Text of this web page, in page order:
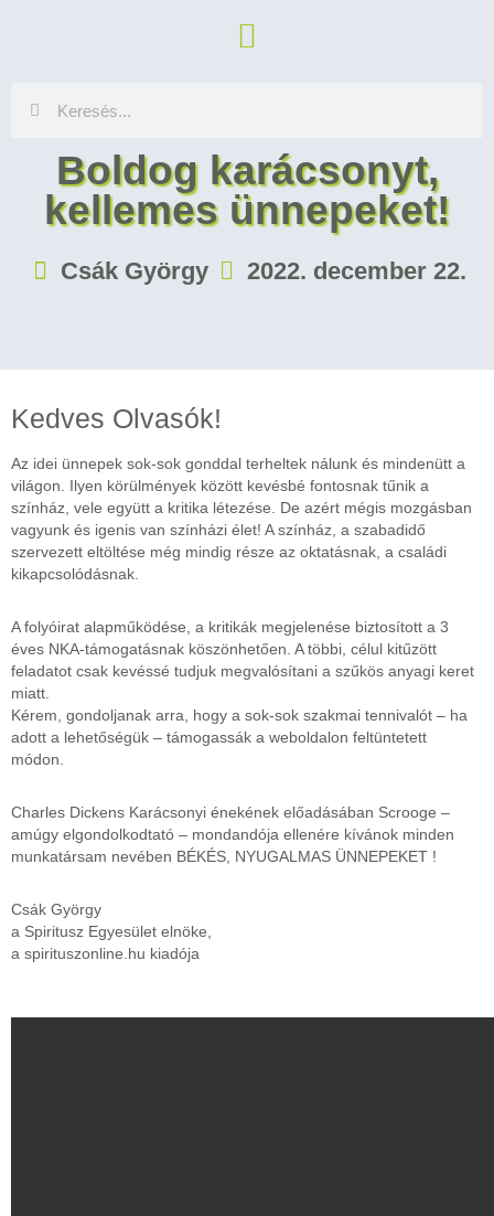
Boldog karácsonyt,
kellemes ünnepeket!
Csák György 2022. december 22.
Kedves Olvasók!
Az idei ünnepek sok-sok gonddal terheltek nálunk és mindenütt a
világon. Ilyen körülmények között kevésbé fontosnak tűnik a
színház, vele együtt a kritika létezése. De azért mégis mozgásban
vagyunk és igenis van színházi élet! A színház, a szabadidő
szervezett eltöltése még mindig része az oktatásnak, a családi
kikapcsolódásnak.
A folyóirat alapműködése, a kritikák megjelenése biztosított a 3
éves NKA-támogatásnak köszönhetően. A többi, célul kitűzött
feladatot csak kevéssé tudjuk megvalósítani a szűkös anyagi keret
miatt.
Kérem, gondoljanak arra, hogy a sok-sok szakmai tennivalót – ha
adott a lehetőségük – támogassák a weboldalon feltüntetett
módon.
Charles Dickens Karácsonyi énekének előadásában Scrooge –
amúgy elgondolkodtató – mondandója ellenére kívánok minden
munkatársam nevében BÉKÉS, NYUGALMAS ÜNNEPEKET !
Csák György
a Spiritusz Egyesület elnöke,
a spirituszonline.hu kiadója